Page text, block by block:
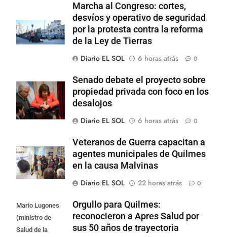
Marcha al Congreso: cortes,
desvíos y operativo de seguridad
por la protesta contra la reforma
de la Ley de Tierras
Diario EL SOL
6 horas atrás 0
Senado debate el proyecto sobre
propiedad privada con foco en los
desalojos
Diario EL SOL
6 horas atrás 0
Veteranos de Guerra capacitan a
agentes municipales de Quilmes
en la causa Malvinas
Diario EL SOL
22 horas atrás 0
Mario Lugones
(ministro de
Salud de la
Orgullo para Quilmes:
reconocieron a Apres Salud por
sus 50 años de trayectoria